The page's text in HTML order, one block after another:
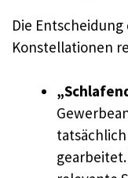
Die
Konstellationen